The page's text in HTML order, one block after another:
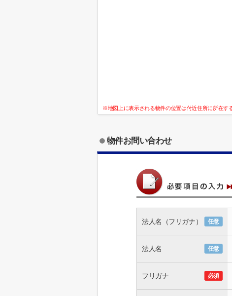
※地図上に表示される物件の位置は付近住所に所在す
物件お問い合わせ
法人名（フリガナ） 任意
法人名 任意
フリガナ 必須